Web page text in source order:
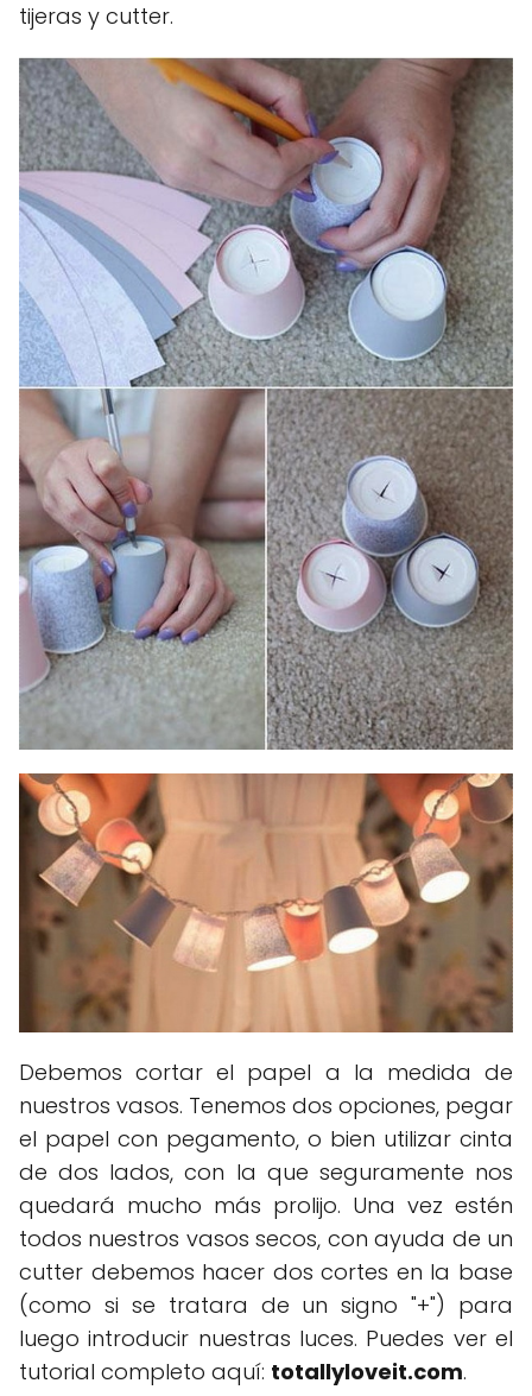
tijeras y cutter.
Debemos cortar el papel a la medida de
nuestros vasos. Tenemos dos opciones, pegar
el papel con pegamento, o bien utilizar cinta
de dos lados, con la que seguramente nos
quedará mucho más prolijo. Una vez estén
todos nuestros vasos secos, con ayuda de un
cutter debemos hacer dos cortes en la base
(como si se tratara de un signo "+") para
luego introducir nuestras luces. Puedes ver el
tutorial completo aquí: totallyloveit.com.